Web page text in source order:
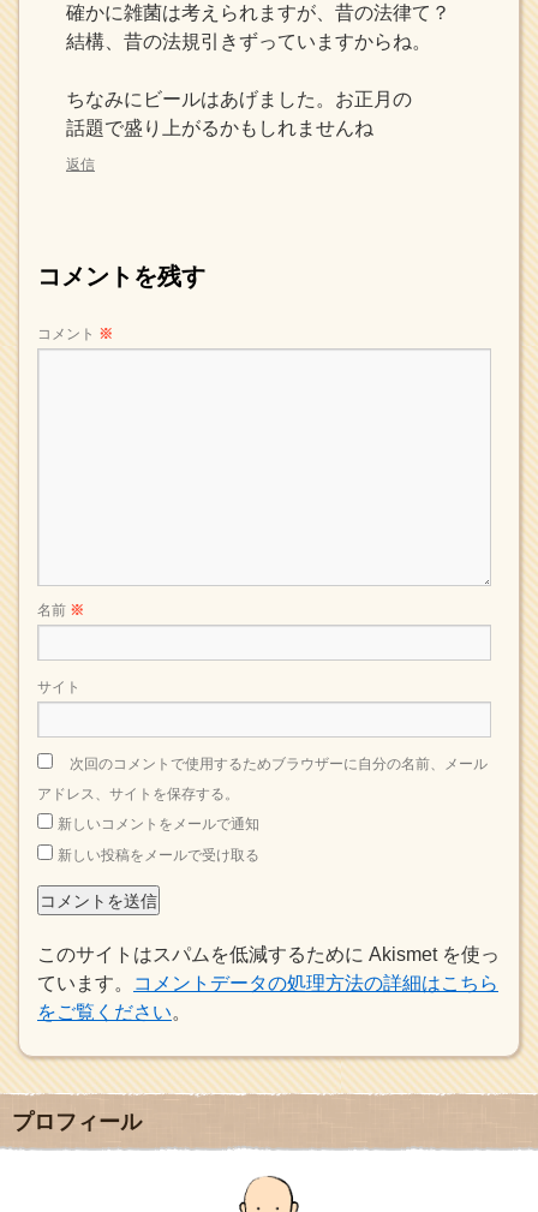
確かに雑菌は考えられますが、昔の法律て？
結構、昔の法規引きずっていますからね。
ちなみにビールはあげました。お正月の
話題で盛り上がるかもしれませんね
返信
コメントを残す
コメント ※
名前 ※
サイト
次回のコメントで使用するためブラウザーに自分の名前、メール
アドレス、サイトを保存する。
新しいコメントをメールで通知
新しい投稿をメールで受け取る
このサイトはスパムを低減するために Akismet を使っ
ています。
コメントデータの処理方法の詳細はこちら
をご覧ください。
プロフィール